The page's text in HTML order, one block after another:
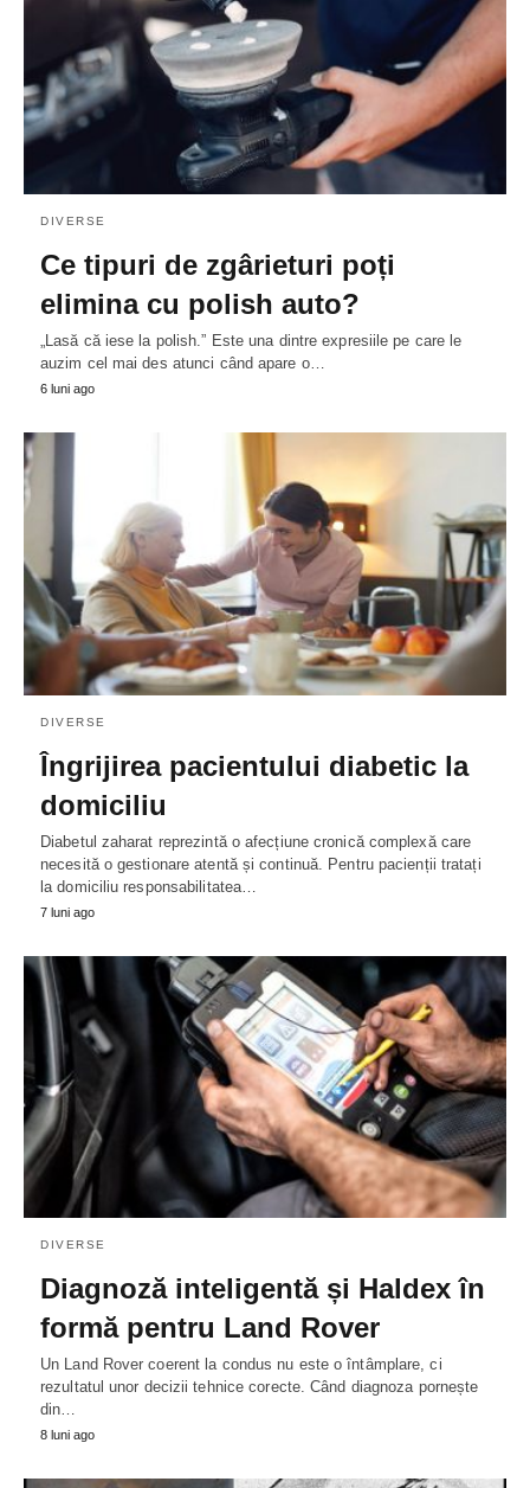
DIVERSE
Ce tipuri de zgârieturi poți
elimina cu polish auto?
„Lasă că iese la polish.” Este una dintre expresiile pe care le
auzim cel mai des atunci când apare o…
6 luni ago
DIVERSE
Îngrijirea pacientului diabetic la
domiciliu
Diabetul zaharat reprezintă o afecțiune cronică complexă care
necesită o gestionare atentă și continuă. Pentru pacienții tratați
la domiciliu responsabilitatea…
7 luni ago
DIVERSE
Diagnoză inteligentă și Haldex în
formă pentru Land Rover
Un Land Rover coerent la condus nu este o întâmplare, ci
rezultatul unor decizii tehnice corecte. Când diagnoza pornește
din…
8 luni ago